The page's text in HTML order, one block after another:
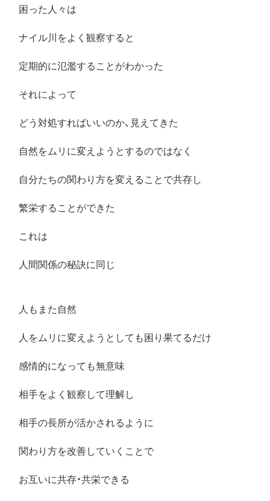
困った人々は
ナイル川をよく観察すると
定期的に氾濫することがわかった
それによって
どう対処すればいいのか、見えてきた
自然をムリに変えようとするのではなく
自分たちの関わり方を変えることで共存し
繁栄することができた
これは
人間関係の秘訣に同じ
人もまた自然
人をムリに変えようとしても困り果てるだけ
感情的になっても無意味
相手をよく観察して理解し
相手の長所が活かされるように
関わり方を改善していくことで
お互いに共存・共栄できる